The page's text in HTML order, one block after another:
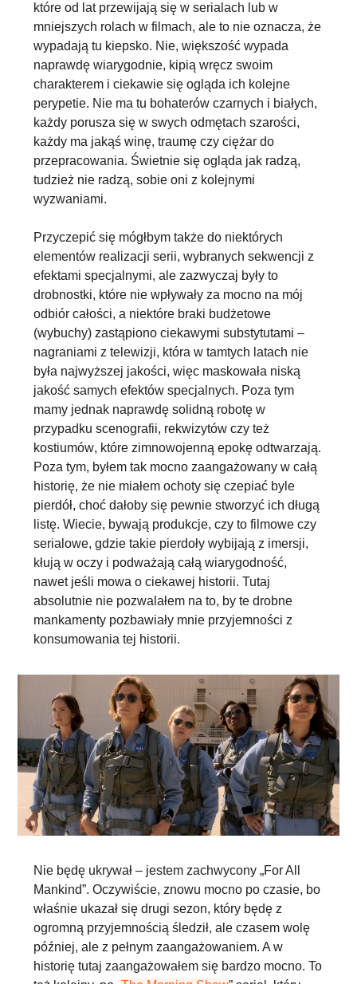
które od lat przewijają się w serialach lub w
mniejszych rolach w filmach, ale to nie oznacza, że
wypadają tu kiepsko. Nie, większość wypada
naprawdę wiarygodnie, kipią wręcz swoim
charakterem i ciekawie się ogląda ich kolejne
perypetie. Nie ma tu bohaterów czarnych i białych,
każdy porusza się w swych odmętach szarości,
każdy ma jakąś winę, traumę czy ciężar do
przepracowania. Świetnie się ogląda jak radzą,
tudzież nie radzą, sobie oni z kolejnymi
wyzwaniami.
Przyczepić się mógłbym także do niektórych
elementów realizacji serii, wybranych sekwencji z
efektami specjalnymi, ale zazwyczaj były to
drobnostki, które nie wpływały za mocno na mój
odbiór całości, a niektóre braki budżetowe
(wybuchy) zastąpiono ciekawymi substytutami –
nagraniami z telewizji, która w tamtych latach nie
była najwyższej jakości, więc maskowała niską
jakość samych efektów specjalnych. Poza tym
mamy jednak naprawdę solidną robotę w
przypadku scenografii, rekwizytów czy też
kostiumów, które zimnowojenną epokę odtwarzają.
Poza tym, byłem tak mocno zaangażowany w całą
historię, że nie miałem ochoty się czepiać byle
pierdół, choć dałoby się pewnie stworzyć ich długą
listę. Wiecie, bywają produkcje, czy to filmowe czy
serialowe, gdzie takie pierdoły wybijają z imersji,
kłują w oczy i podważają całą wiarygodność,
nawet jeśli mowa o ciekawej historii. Tutaj
absolutnie nie pozwalałem na to, by te drobne
mankamenty pozbawiały mnie przyjemności z
konsumowania tej historii.
Nie będę ukrywał – jestem zachwycony „For All
Mankind”. Oczywiście, znowu mocno po czasie, bo
właśnie ukazał się drugi sezon, który będę z
ogromną przyjemnością śledził, ale czasem wolę
później, ale z pełnym zaangażowaniem. A w
historię tutaj zaangażowałem się bardzo mocno. To